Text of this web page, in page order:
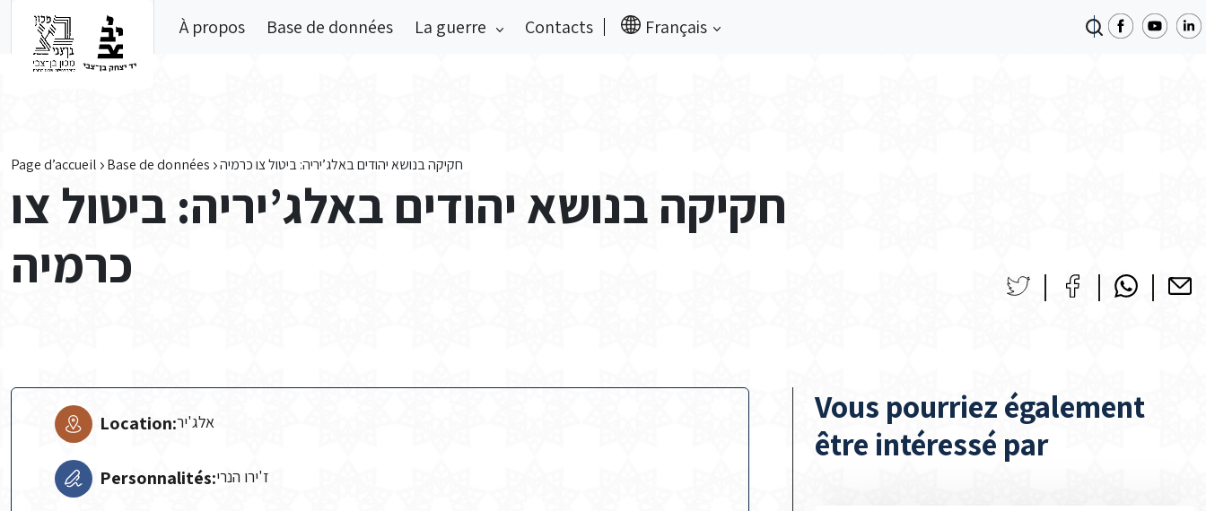
À propos Base de données La guerre Contacts Français
Page d’accueil Base de données חקיקה בנושא יהודים באלג’יריה: ביטול צו כרמיה
חקיקה בנושא יהודים באלג’יריה: ביטול צו
כרמיה
Location:אלג'יר
Personnalités:ז'ירו הנרי
Vous pourriez également
être intéressé par